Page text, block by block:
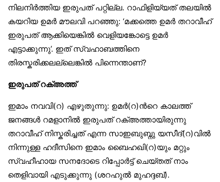
നിലനിര്‍ത്തിയ ഇരുപത് പറ്റില്ല. റാഫിളിയ്യത് തലയില്‍
കയറിയ ഉമര്‍ മൗലവി പറഞ്ഞു: ‘മക്കത്തെ ഉമര്‍ തറാവീഹ്
ഇരുപത് ആക്കിയെങ്കില്‍ വെളിയങ്കോട്ടെ ഉമര്‍
എട്ടാക്കുന്നു’. ഇത് സ്വഹാബത്തിനെ
തിരസ്കരിക്കലല്ലെങ്കില്‍ പിന്നെന്താണ്?
ഇരുപത് റക്അത്ത്
ഇമാം നവവി(റ) എഴുതുന്നു: ഉമര്‍(റ)ന്‍റെ കാലത്ത്
ജനങ്ങള്‍ റമളാനില്‍ ഇരുപത് റക്അത്തായിരുന്നു
തറാവീഹ് നിസ്കരിച്ചത് എന്ന സാഇബുബ്നു യസീദ്(റ)വില്‍
നിന്നുള്ള ഹദീസിനെ ഇമാം ബൈഹഖി(റ)യും മറ്റും
സ്വഹീഹായ സനദോടെ റിപ്പോര്‍ട്ട് ചെയ്തത് നാം
തെളിവായി എടുക്കുന്നു (ശറഹുല്‍ മുഹദ്ദബ്).